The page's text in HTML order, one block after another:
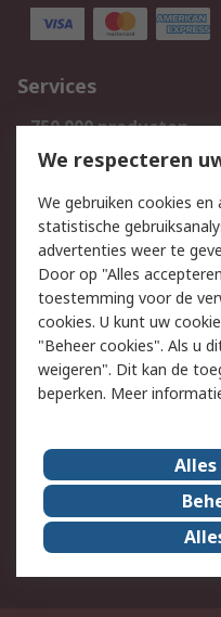
Services
750.000 producten
Bestellen
Track & Trace
Wettelijk
Cookiebeleid
Privacybeleid
Algemene
verkoopvoorwaarden
Over RS
RS Group
RS wereldwijd
ESG
We respecteren
We gebruiken cookies
statistische
advertenties weer te
Door op "Alles
toestemming voor de
cookies. U kunt uw
"Beheer cookies". Als u
weigeren". Dit kan de
beperken. Meer